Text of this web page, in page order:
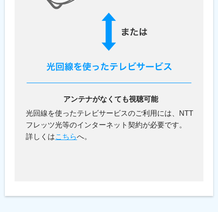
アンテナがなくても視聴可能
光回線を使ったテレビサービスのご利用には、NTT
フレッツ光等のインターネット契約が必要です。
詳しくはこちらへ。